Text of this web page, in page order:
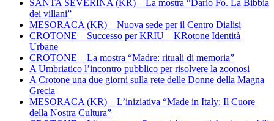
SANTA SEVERINA (KR) – La mostra “Dario Fo. La Bibbia
dei villani”
MESORACA (KR) – Nuova sede per il Centro Dialisi
CROTONE – Successo per KRIU – KRotone Identità
Urbane
CROTONE – La mostra “Madre: rituali di memoria”
A Umbriatico l’incontro pubblico per risolvere la zoonosi
A Crotone una due giorni sulla rete delle Donne della Magna
Grecia
MESORACA (KR) – L’iniziativa “Made in Italy: Il Cuore
della Nostra Cultura”